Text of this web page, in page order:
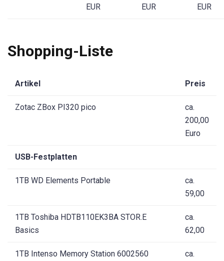
EUR
EUR
EUR
Shopping-Liste
Artikel Preis
Zotac ZBox PI320 pico
ca.
200,00
Euro
USB-Festplatten
1TB WD Elements Portable
ca.
59,00
1TB Toshiba HDTB110EK3BA STOR.E
Basics
ca.
62,00
1TB Intenso Memory Station 6002560
ca.